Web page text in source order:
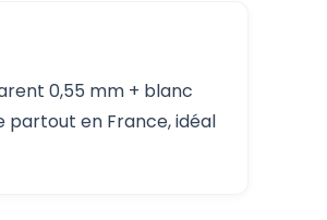
0,55 mm + blanc
partout en France, idéal